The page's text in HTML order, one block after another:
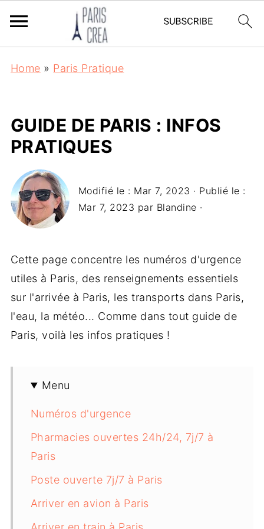
Home » Paris Pratique
GUIDE DE PARIS : INFOS
PRATIQUES
Modifié le : Mar 7, 2023 · Publié le :
Mar 7, 2023 par Blandine ·
Cette page concentre les numéros d'urgence
utiles à Paris, des renseignements essentiels
sur l'arrivée à Paris, les transports dans Paris,
l'eau, la météo... Comme dans tout guide de
Paris, voilà les infos pratiques !
Menu
Numéros d'urgence
Pharmacies ouvertes 24h/24, 7j/7 à
Paris
Poste ouverte 7j/7 à Paris
Arriver en avion à Paris